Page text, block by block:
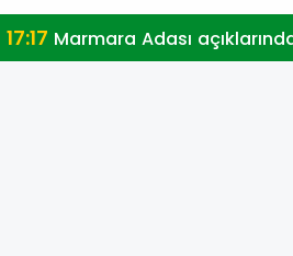
17:17 Marmara Adası